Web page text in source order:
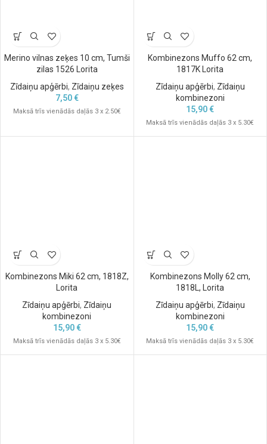
Merino vilnas zeķes 10 cm, Tumši
zilas 1526 Lorita
Zīdaiņu apģērbi, Zīdaiņu zeķes
7,50€
Maksā trīs vienādās daļās 3 x 2.50€
Kombinezons Muffo 62 cm,
1817K Lorita
Zīdaiņu apģērbi, Zīdaiņu
kombinezoni
15,90€
Maksā trīs vienādās daļās 3 x 5.30€
Kombinezons Miki 62 cm, 1818Z,
Lorita
Zīdaiņu apģērbi, Zīdaiņu
kombinezoni
15,90€
Maksā trīs vienādās daļās 3 x 5.30€
Kombinezons Molly 62 cm,
1818L, Lorita
Zīdaiņu apģērbi, Zīdaiņu
kombinezoni
15,90€
Maksā trīs vienādās daļās 3 x 5.30€